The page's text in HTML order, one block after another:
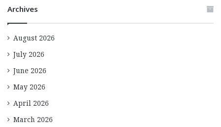
Archives
August 2026
July 2026
June 2026
May 2026
April 2026
March 2026